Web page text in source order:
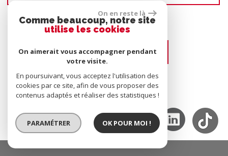
CONTACT
Nous suivre sur
On en reste là
Comme beaucoup, notre site
utilise les cookies
On aimerait vous accompagner pendant
votre visite.
En poursuivant, vous acceptez l'utilisation des
cookies par ce site, afin de vous proposer des
contenus adaptés et réaliser des statistiques !
PARAMÉTRER OK POUR MOI !